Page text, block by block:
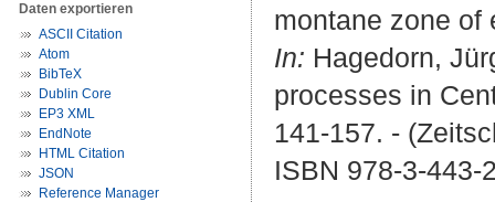
Daten exportieren
ASCII Citation
Atom
BibTeX
Dublin Core
EP3 XML
EndNote
HTML Citation
JSON
Reference Manager
montane zone of
In: Hagedorn,
processes in
141-157. -
ISBN 978-3-443-